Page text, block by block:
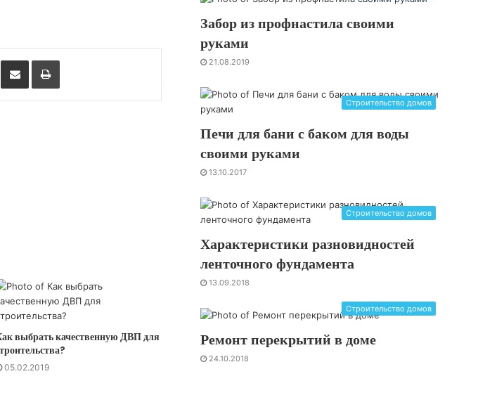
Skype
выбрать качественную ДВП для
05.02.2019
Забор из профнастила своими
руками
21.08.2019
Строительство домов
Печи для бани с баком для воды
своими руками
13.10.2017
Строительство домов
Характеристики разновидностей
ленточного фундамента
13.09.2018
Строительство домов
Ремонт перекрытий в доме
24.10.2018